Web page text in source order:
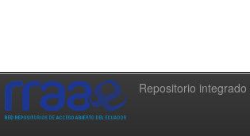
Repositorio